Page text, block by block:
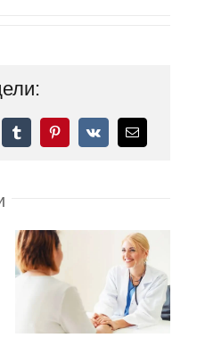
TumblrPinterest
Vk
поща: